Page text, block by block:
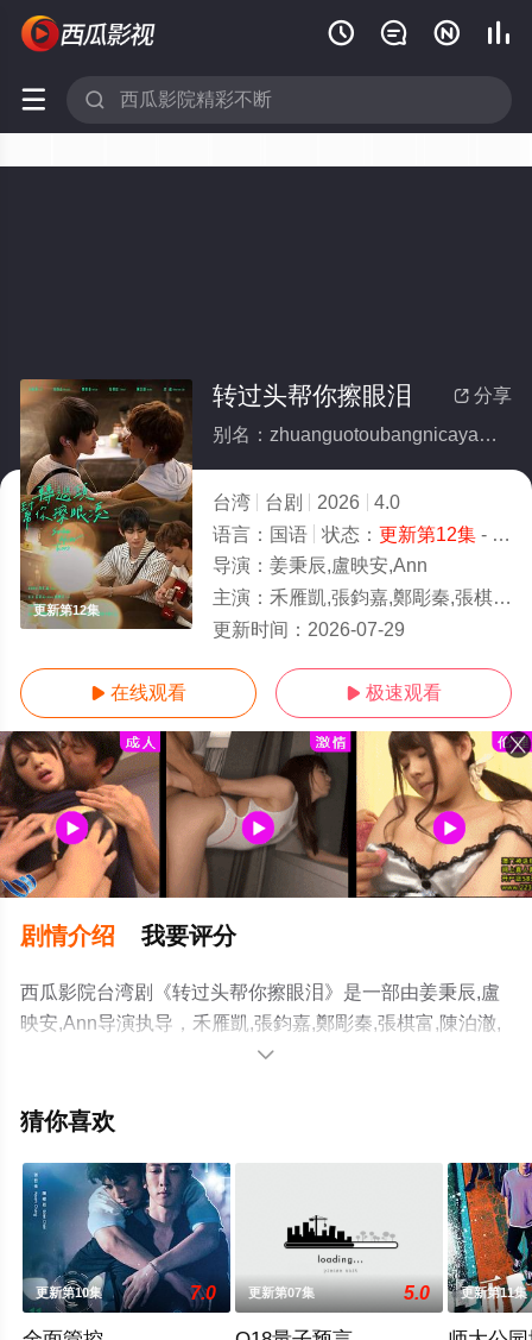
   
 
更新第12集
 分享
转过头帮你擦眼泪
别名：zhuanguotoubangnicayanlei
台湾 台剧 2026
4.0
语言： 国语 状态： 更新第12集- 免费在线观看
导演： 姜秉辰,盧映安,Ann
主演： 禾雁凱,張鈞嘉,鄭彫秦,張棋富,陳泊澈,林書蘊
更新时间： 2026-07-29
 在线观看  极速观看
剧情介绍 我要评分
西瓜影院台湾剧《转过头帮你擦眼泪》是一部由姜秉辰,盧
映安,Ann导演执导，禾雁凱,張鈞嘉,鄭彫秦,張棋富,陳泊澈,
林書蘊等演员精彩演绎的台湾电视剧，手机免费观看高清
免费观看，更多剧情信息可移步至豆瓣电视剧、电视猫或

猜你喜欢
更新第10集 7.0 更新第07集 5.0 更新第11集